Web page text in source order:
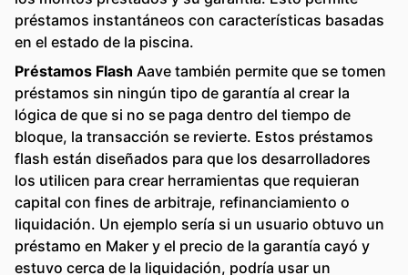
préstamos instantáneos con características basadas
en el estado de la piscina.
Préstamos Flash Aave también permite que se tomen
préstamos sin ningún tipo de garantía al crear la
lógica de que si no se paga dentro del tiempo de
bloque, la transacción se revierte. Estos préstamos
flash están diseñados para que los desarrolladores
los utilicen para crear herramientas que requieran
capital con fines de arbitraje, refinanciamiento o
liquidación. Un ejemplo sería si un usuario obtuvo un
préstamo en Maker y el precio de la garantía cayó y
estuvo cerca de la liquidación, podría usar un